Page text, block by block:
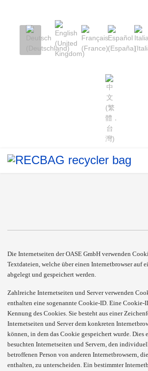
Die Internetseiten der OASE GmbH verwenden
Textdateien, welche über einen Internetbrowser auf
abgelegt und gespeichert werden.
Zahlreiche Internetseiten und Server verwenden
enthalten eine sogenannte Cookie-ID. Eine Cookie-
Kennung des Cookies. Sie besteht aus einer
Internetseiten und Server dem konkreten
können, in dem das Cookie gespeichert wurde. Dies
besuchten Internetseiten und Servern, den
betroffenen Person von anderen Internetbrowsern,
enthalten, zu unterscheiden. Ein bestimmter